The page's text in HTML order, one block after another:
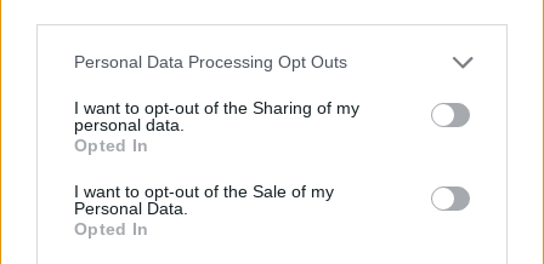
Please note that this website/app uses one or more Google
not limited to your visit or usage behaviour. You may click to
grant or deny consent to Google and its third-party tags to
use your data for below specified purposes in below Google
consent section.
Personal Data Processing Opt Outs
I want to opt-out of the Sharing of my
personal data.
Opted In
I want to opt-out of the Sale of my
Personal Data.
Opted In
Vuoi rimuovere le pubblicità nazionali?
Puoi abbonarti asoli € 1,10 al mese
cliccandoqui
Sei già abbonato?